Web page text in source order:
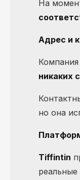
На
Адрес и
никаких
но она
Tiffintin